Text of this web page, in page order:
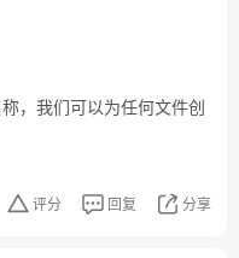
，我们可以为任何文件创
评分 回复 分享